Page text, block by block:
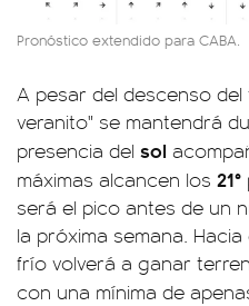
Pronóstico extendido para CABA.
A pesar del descenso
veranito" se mantendrá
presencia del sol
máximas alcancen los 21°
será el pico antes de un
la próxima semana.
frío volverá a ganar
con una mínima de